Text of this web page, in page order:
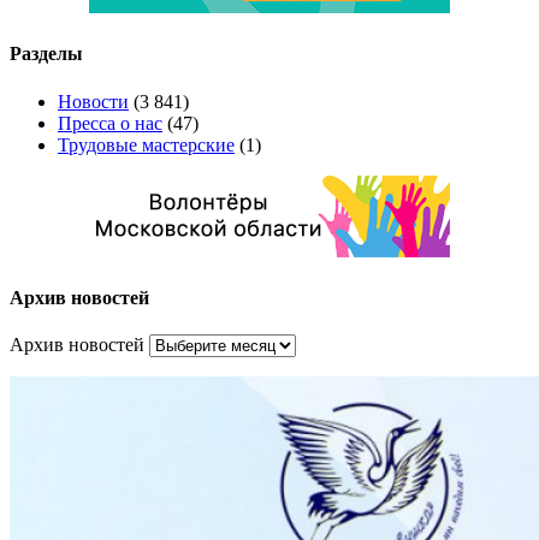
Разделы
Новости (3 841)
Пресса о нас (47)
Трудовые мастерские (1)
Архив новостей
Архив новостей